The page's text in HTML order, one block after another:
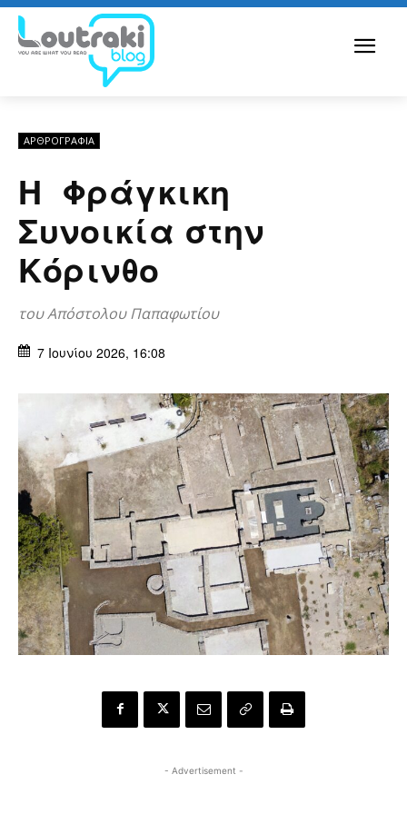
ΑΡΘPΟΓΡΑΦΙΑ
Η Φράγκικη
Συνοικία στην
Κόρινθο
του Απόστολου Παπαφωτίου
7 Ιουνίου 2026, 16:08
- Advertisement -